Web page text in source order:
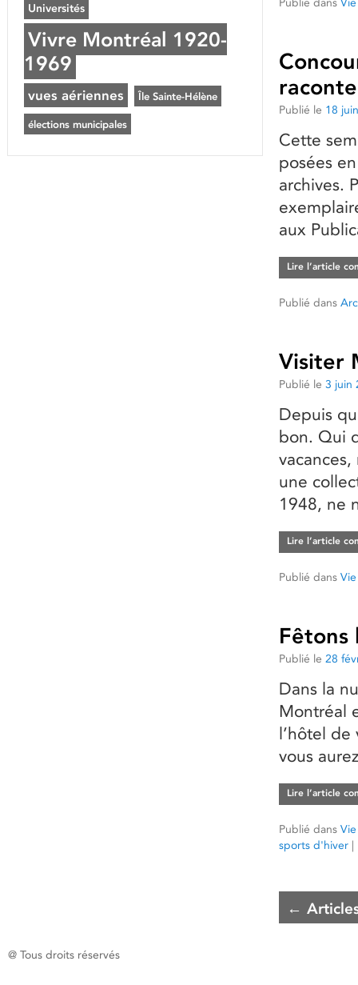
Publié le 18
Cette
posées
archives.
aux
Lire l’article
Publié dans
Visiter
Publié le 3 juin
Depuis
bon. Qui
une
1948, ne
Lire l’article
Publié dans
Fêtons
Publié le 28
Dans la
Montréal
l’hôtel
vous
Lire l’article
Publié dans
sports d'hiver |
←
Universités
Vivre Montréal 1920-
1969
vues aériennes Île Sainte-Hélène
élections municipales
@ Tous droits réservés